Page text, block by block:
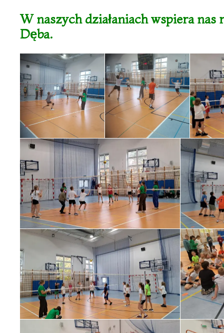
W naszych działaniach wspiera
Dęba.